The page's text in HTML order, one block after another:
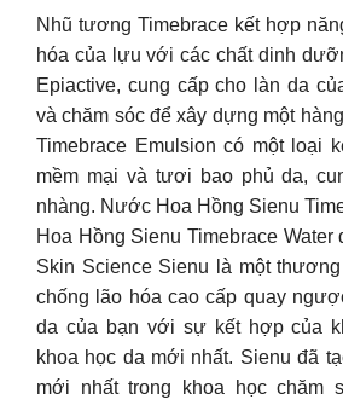
Nhũ tương Timebrace kết hợp
hóa của lựu với các chất dinh
Epiactive, cung cấp cho làn da
và chăm sóc để xây dựng một
Timebrace Emulsion có một loại
mềm mại và tươi bao phủ da,
nhàng. Nước Hoa Hồng Sienu
Hoa Hồng Sienu Timebrace
Skin Science Sienu là một
chống lão hóa cao cấp quay
da của bạn với sự kết hợp của
khoa học da mới nhất. Sienu đã
mới nhất trong khoa học chăm